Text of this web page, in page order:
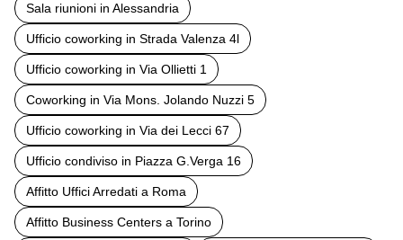
Sala riunioni in Alessandria
Ufficio coworking in Strada Valenza 4l
Ufficio coworking in Via Ollietti 1
Coworking in Via Mons. Jolando Nuzzi 5
Ufficio coworking in Via dei Lecci 67
Ufficio condiviso in Piazza G.Verga 16
Affitto Uffici Arredati a Roma
Affitto Business Centers a Torino